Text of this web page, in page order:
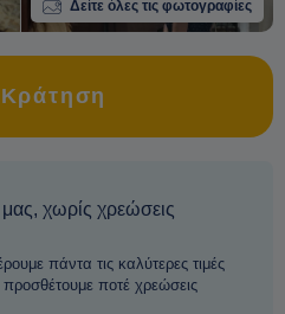
Δείτε όλες τις φωτογραφίες
μας, χωρίς χρεώσεις
πάντα τις καλύτερες τιμές
ποτέ χρεώσεις